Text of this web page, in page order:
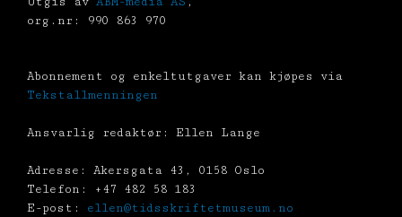
org.nr: 990 863 970
Abonnement og enkeltutgaver kan kjøpes via
Tekstallmenningen
Ansvarlig redaktør: Ellen Lange
Adresse: Akersgata 43, 0158 Oslo
Telefon: +47 482 58 183
E-post: ellen@tidsskriftetmuseum.no